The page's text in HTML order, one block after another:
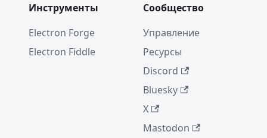
Инструменты
Electron Forge
Electron Fiddle
Сообщество
Управление
Ресурсы
Discord
Bluesky
X
Mastodon